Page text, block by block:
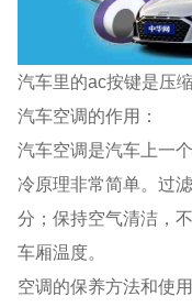
汽车里的ac按键是压
汽车空调的作用：
汽车空调是汽车上一
冷原理非常简单。过
分；保持空气清洁，
车厢温度。
空调的保养方法和使